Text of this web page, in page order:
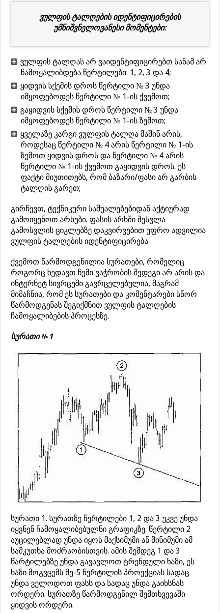
ვულფის ტალღების იდენტიფიცირების
უმნიშვნელოვანესი მომენტები:
ვულფის ტალღას არ ვაიდენტიფიცირებთ სანამ არ
ჩამოყალიბდება წერტილები: 1, 2, 3 და 4;
ყიდვის სქემის დროს წერტილი № 3 უნდა
იმყოფებოდეს წერტილი № 1-ის ქვემოთ;
გაყიდვის სქემის დროს წერტილი № 3 უნდა
იმყოფებოდეს წერტილი № 1-ის ზემოთ;
ყველაზე კარგი ვულფის ტალღა მაშინ არის,
როდესაც წერტილი № 4 არის წერტილი № 1-ის
ზემოთ ყიდვის დროს და წერტილი № 4 არის
წერტილი № 1-ის ქვემოთ გაყიდვის დროს. ეს
ფაქტი მიუთითებს, რომ ბაზარი/ფასი არ გარბის
ტალღის გარეთ;
გირჩევთ, ტექნიკური საშუალებებიდან აქტიურად
გამოიყენოთ არხები. ფასის არხში შესვლა
გამოსვლის ციკლებზე დაკვირვებით უფრო ადვილია
ვულფის ტალღების იდენტიფიცირება.
ქვემოთ წარმოდგენილია სურათები, რომელიც
როგორც ხედავთ ჩემი ვაჭრობის შედეგი არ არის და
ინტერნეტ სივრცეში გავრცელებულია, მაგრამ
მიმაჩნია, რომ ეს სურათები და კომენტარები სწორ
წარმოდგენას შეგიქმნით ვულფის ტალღების
ჩამოყალიბების პროცესზე.
სურათი №1
სურათი 1. სურათზე წერტილები 1, 2 და 3 უკვე უნდა
იყვნენ ჩამოყალიბებულნი გრაფიკზე. წერტილი 2
აუცილებლად უნდა იყოს მაქსიმუმი ან მინიმუმი ამ
სამკუთხა მოძრაობისთვის. ამის შემდეგ 1 და 3
წარტილებზე უნდა გავავლოთ ტრენდული ხაზი, ეს
ხაზი მოგვცემს მე-5 წერტილის პროექციას სადაც
უნდა ველოდოთ ფასს და სადაც უნდა გაიხსნას
ორდერი. სურათზე წარმოდგენილ შემთხვევაში
ყიდვის ორდერი.